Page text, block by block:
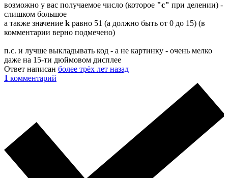
возможно у вас получаемое число (которое "с" при делении) -
слишком большое
а также значение k равно 51 (а должно быть от 0 до 15) (в
комментарии верно подмечено)
п.с. и лучше выкладывать код - а не картинку - очень мелко
даже на 15-ти дюймовом дисплее
Ответ написан более трёх лет назад
1 комментарий